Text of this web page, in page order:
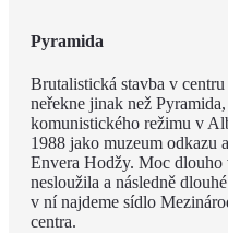
Pyramida
Brutalistická stavba v
neřekne jinak než
komunistického režimu v
1988 jako muzeum odkazu
Envera Hodžy. Moc dlouho
nesloužila a následně
v ní najdeme sídlo
centra.